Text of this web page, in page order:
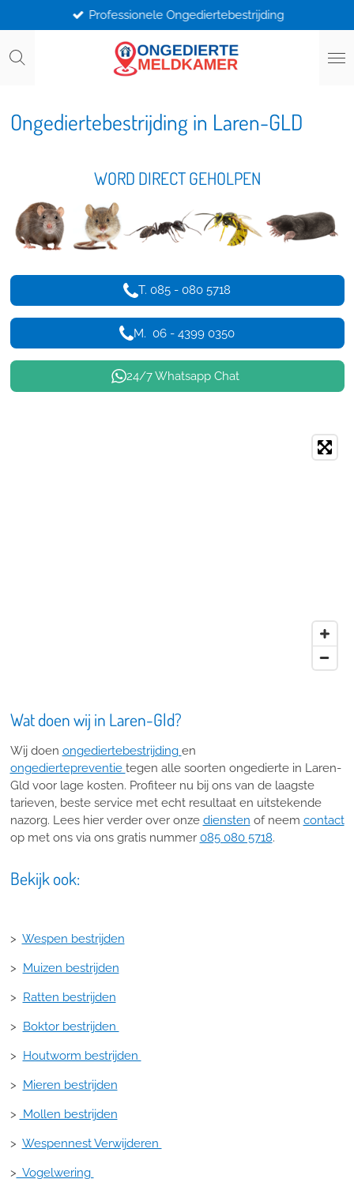
direct
naar
Professionele Ongediertebestrijding
Ongediertebestrijding in Laren-GLD
WORD DIRECT GEHOLPEN
T. 085 - 080 5718
M. 06 - 4399 0350
24/7 Whatsapp Chat
Wat doen wij in Laren-Gld?
Wij doen ongediertebestrijding en
ongediertepreventie tegen alle soorten ongedierte in Laren-
Gld voor lage kosten. Profiteer nu bij ons van de laagste
tarieven, beste service met echt resultaat en uitstekende
nazorg. Lees hier verder over onze diensten of neem contact
op met ons via ons gratis nummer 085 080 5718.
Bekijk ook:
> Wespen bestrijden
> Muizen bestrijden
> Ratten bestrijden
> Boktor bestrijden
> Houtworm bestrijden
> Mieren bestrijden
> Mollen bestrijden
> Wespennest Verwijderen
> Vogelwering